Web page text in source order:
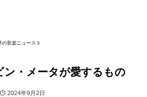
の音楽ニュース
ン・メータが愛するもの
2024年9月2日